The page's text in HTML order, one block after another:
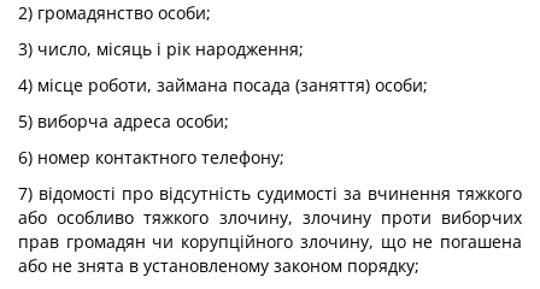
2) громадянство особи;
3) число, місяць і рік народження;
4) місце роботи, займана посада (заняття) особи;
5) виборча адреса особи;
6) номер контактного телефону;
7) відомості про відсутність судимості за вчинення тяжкого
або особливо тяжкого злочину, злочину проти виборчих
прав громадян чи корупційного злочину, що не погашена
або не знята в установленому законом порядку;